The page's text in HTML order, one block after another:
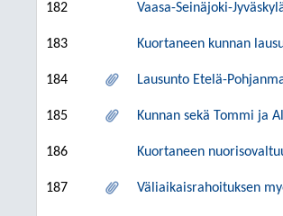
182 Vaasa-Seinäjoki-
183 Kuortaneen kunnan
184 Lausunto Etelä-
185 Kunnan sekä Tommi ja
186 Kuortaneen
187 Väliaikaisrahoituksen